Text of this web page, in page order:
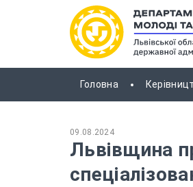
Головна
09.08.2024
Львівщина